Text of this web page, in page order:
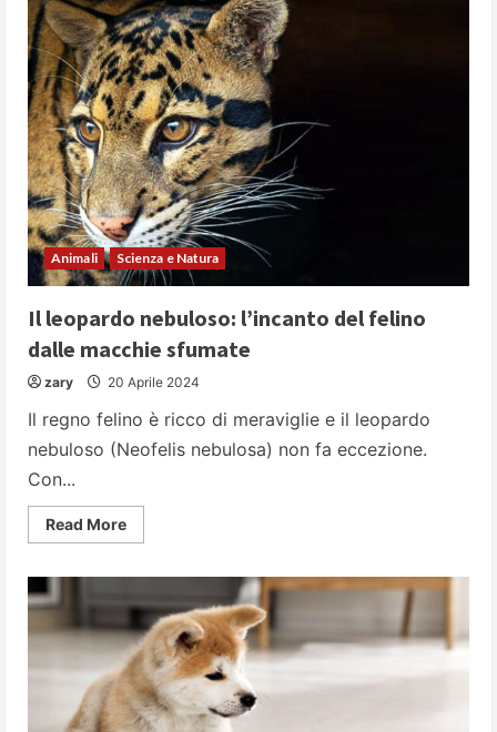
mondo
affascinante
dei
suricati:
piccoli
guardiani
del
deserto
Animali Scienza e Natura
Il leopardo nebuloso: l’incanto del felino
dalle macchie sfumate
zary 20 Aprile 2024
Il regno felino è ricco di meraviglie e il leopardo
nebuloso (Neofelis nebulosa) non fa eccezione.
Con...
Read MoreRead
more
l’incanto
del
felino
dalle
macchie
sfumate